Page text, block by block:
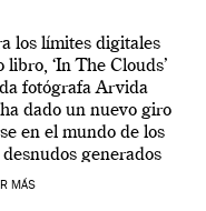
los límites digitales
‘In The Clouds’
fotógrafa Arvida
dado un nuevo giro
en el mundo de los
generados
MÁS